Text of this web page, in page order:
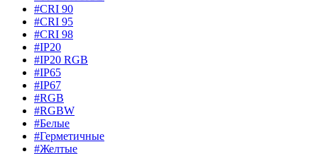
#CRI 90
#CRI 95
#CRI 98
#IP20
#IP20 RGB
#IP65
#IP67
#RGB
#RGBW
#Белые
#Герметичные
#Желтые